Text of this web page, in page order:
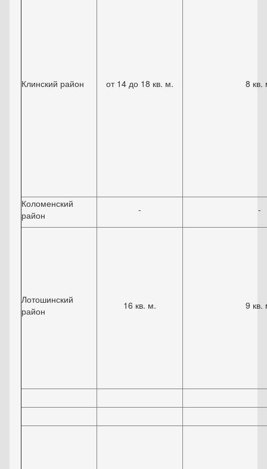
Клинский район от 14 до 18 кв. м. 8 кв.
Коломенский
район
- -
Лотошинский
район
16 кв. м. 9 кв.